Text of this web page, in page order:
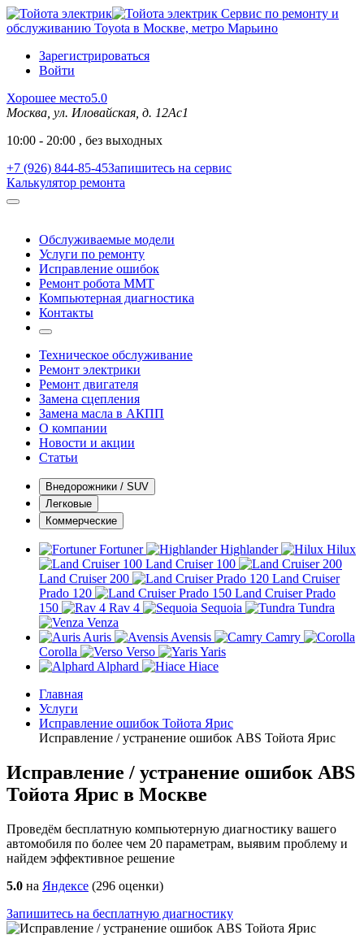
Сервис по ремонту и
обслуживанию Toyota в Москве, метро Марьино
Зарегистрироваться
Войти
Хорошее место5.0
Москва, ул. Иловайская, д. 12Ас1
10:00 - 20:00 , без выходных
+7 (926) 844-85-45Запишитесь на сервис
Калькулятор ремонта
Обслуживаемые модели
Услуги по ремонту
Исправление ошибок
Ремонт робота MMT
Компьютерная диагностика
Контакты
Техническое обслуживание
Ремонт электрики
Ремонт двигателя
Замена сцепления
Замена масла в АКПП
О компании
Новости и акции
Статьи
Внедорожники / SUV
Легковые
Коммерческие
Fortuner Highlander
Hilux
Land Cruiser 100
Land Cruiser 200
Land Cruiser
Prado 120
Land Cruiser Prado
150
Rav 4 Sequoia
Tundra
Venza
Auris
Avensis
Camry
Corolla
Verso
Yaris
Alphard
Hiace
Главная
Услуги
Исправление ошибок Тойота Ярис
Исправление / устранение ошибок ABS Тойота Ярис
Исправление / устранение ошибок ABS
Тойота Ярис в Москве
Проведём бесплатную компьютерную диагностику вашего
автомобиля по более чем 20 параметрам, выявим проблему и
найдем эффективное решение
5.0 на Яндексе (296 оценки)
Запишитесь на бесплатную диагностику